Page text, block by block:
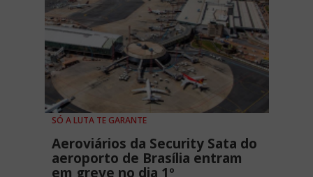
SÓ A LUTA TE GARANTE
Aeroviários da Security Sata do
aeroporto de Brasília entram
em greve no dia 1º